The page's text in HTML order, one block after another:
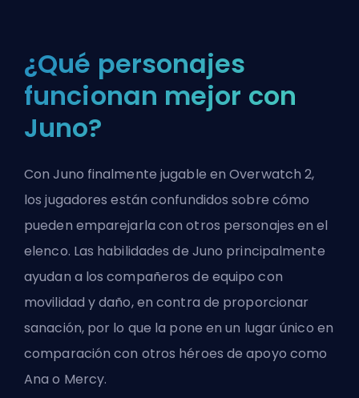
¿Qué personajes
funcionan mejor con
Juno?
Con Juno finalmente jugable en Overwatch 2,
los jugadores están confundidos sobre cómo
pueden emparejarla con otros personajes en el
elenco. Las habilidades de Juno principalmente
ayudan a los compañeros de equipo con
movilidad y daño, en contra de proporcionar
sanación, por lo que la pone en un lugar único en
comparación con otros héroes de apoyo como
Ana o Mercy.